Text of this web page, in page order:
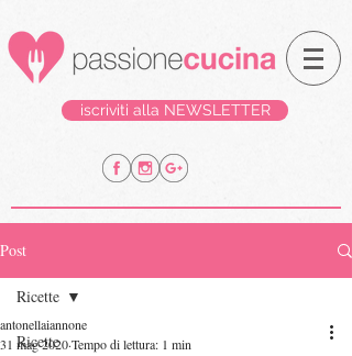
iscriviti alla NEWSLETTER
Post
Ricette
Ricette
antonellaiannone
31 mag 2020Tempo di lettura: 1 min